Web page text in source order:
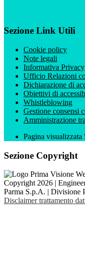
Sezione Link Utili
Cookie policy
Note legali
Informativa Privacy
Ufficio Relazioni
Dichiarazione di
Obiettivi di
Whistleblowing
Gestione consensi
Amministrazione
Pagina visualizzata
Sezione Copyright
Copyright 2026 |
Parma S.p.A. | Divisione
Disclaimer trattamento